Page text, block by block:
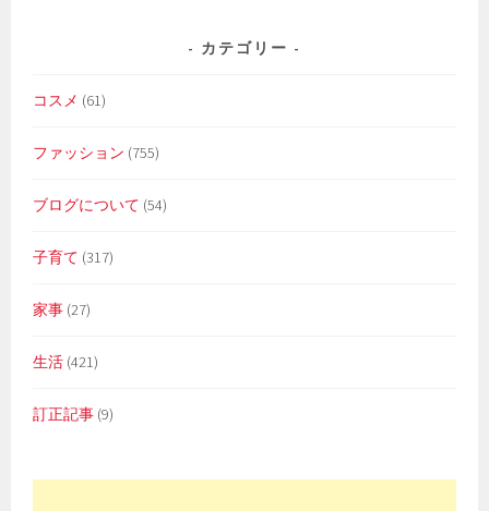
カテゴリー
コスメ (61)
ファッション (755)
ブログについて (54)
子育て (317)
家事 (27)
生活 (421)
訂正記事 (9)